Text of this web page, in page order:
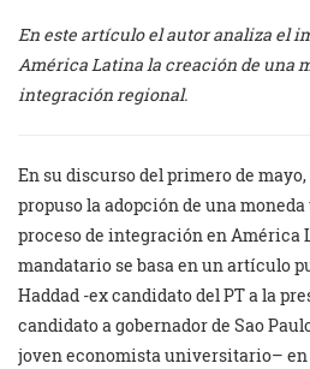
En este artículo el autor analiza el
América Latina la creación de una
integración regional.
En su discurso del primero de mayo,
propuso la adopción de una
proceso de integración en América
mandatario se basa en un artículo
Haddad -ex candidato del PT a la
candidato a gobernador de Sao
joven economista universitario– en